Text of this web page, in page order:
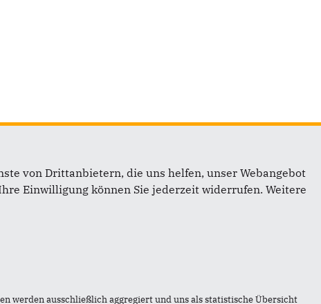
von Drittanbietern, die uns helfen, unser Webangebot
Einwilligung können Sie jederzeit widerrufen. Weitere
werden ausschließlich aggregiert und uns als statistische Übersicht